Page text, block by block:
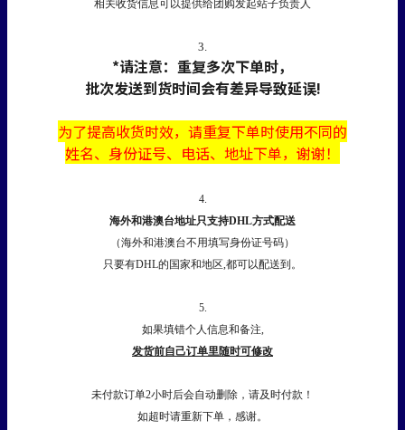
相关收货信息可以提供给团购发起站子负责人
3.
*请注意：重复多次下单时，
批次发送到货时间会有差异导致延误!
为了提高收货时效， 请重复下单时使用不同的
姓名、身份证号、电话、地址下单，谢谢！
4.
海外和港澳台地址只支持DHL方式配送
（海外和港澳台不用填写身份证号码）
只要有DHL的国家和地区,都可以配送到。
5.
如果填错个人信息和备注,
发货前自己订单里随时可修改
未付款订单2小时后会自动删除，请及时付款！
如超时请重新下单，感谢。